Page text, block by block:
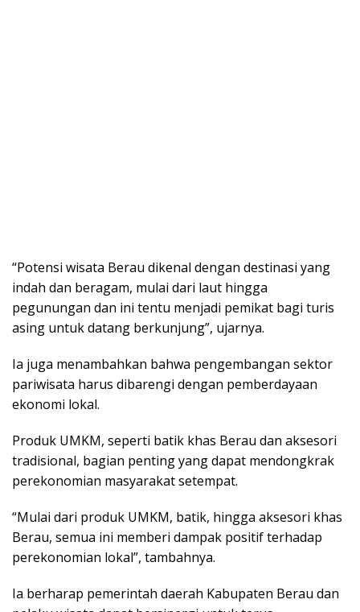
“Potensi wisata Berau dikenal dengan destinasi yang
indah dan beragam, mulai dari laut hingga
pegunungan dan ini tentu menjadi pemikat bagi turis
asing untuk datang berkunjung”, ujarnya.
Ia juga menambahkan bahwa pengembangan sektor
pariwisata harus dibarengi dengan pemberdayaan
ekonomi lokal.
Produk UMKM, seperti batik khas Berau dan aksesori
tradisional, bagian penting yang dapat mendongkrak
perekonomian masyarakat setempat.
“Mulai dari produk UMKM, batik, hingga aksesori khas
Berau, semua ini memberi dampak positif terhadap
perekonomian lokal”, tambahnya.
Ia berharap pemerintah daerah Kabupaten Berau dan